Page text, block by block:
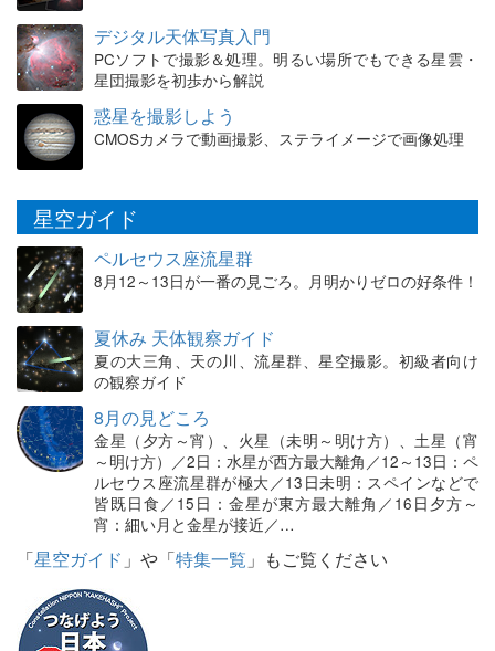
デジタル天体写真入門
PCソフトで撮影＆処理。明るい場所でもできる星雲・
星団撮影を初歩から解説
惑星を撮影しよう
CMOSカメラで動画撮影、ステライメージで画像処理
星空ガイド
ペルセウス座流星群
8月12～13日が一番の見ごろ。月明かりゼロの好条件！
夏休み 天体観察ガイド
夏の大三角、天の川、流星群、星空撮影。初級者向け
の観察ガイド
8月の見どころ
金星（夕方～宵）、火星（未明～明け方）、土星（宵
～明け方）／2日：水星が西方最大離角／12～13日：ペ
ルセウス座流星群が極大／13日未明：スペインなどで
皆既日食／15日：金星が東方最大離角／16日夕方～
宵：細い月と金星が接近／…
「星空ガイド 」や「特集一覧 」もご覧ください